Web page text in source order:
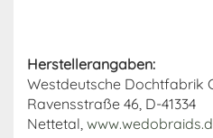
Herstellerangaben:
Westdeutsche Dochtfabrik
Ravensstraße 46, D-41334
Nettetal,